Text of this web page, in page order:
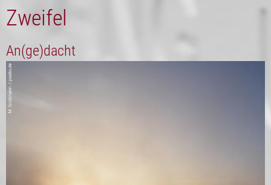
Zweifel
An(ge)dacht